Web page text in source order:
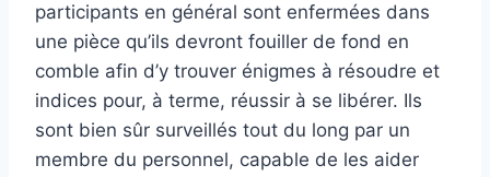
participants en général sont enfermées dans
une pièce qu’ils devront fouiller de fond en
comble afin d’y trouver énigmes à résoudre et
indices pour, à terme, réussir à se libérer. Ils
sont bien sûr surveillés tout du long par un
membre du personnel, capable de les aider